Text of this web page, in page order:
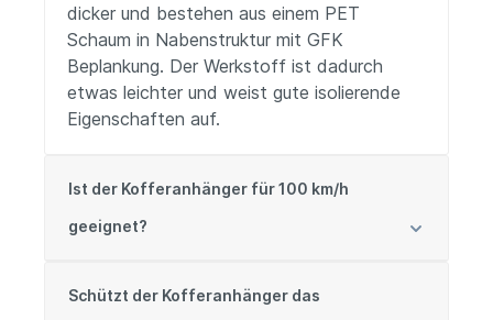
dicker und bestehen aus einem PET
Schaum in Nabenstruktur mit GFK
Beplankung. Der Werkstoff ist dadurch
etwas leichter und weist gute isolierende
Eigenschaften auf.
Ist der Kofferanhänger für 100 km/h
geeignet?
Schützt der Kofferanhänger das